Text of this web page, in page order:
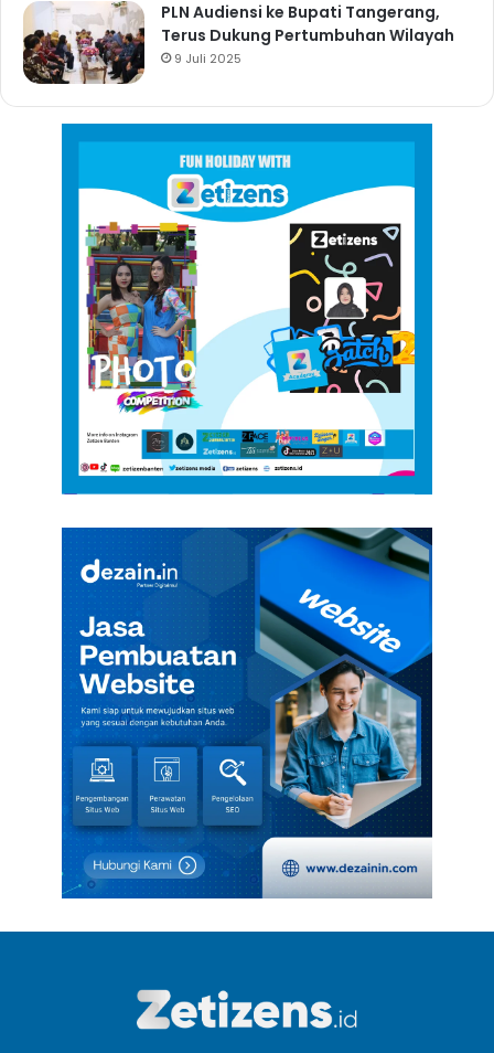
PLN Audiensi ke Bupati Tangerang,
Terus Dukung Pertumbuhan Wilayah
9 Juli 2025